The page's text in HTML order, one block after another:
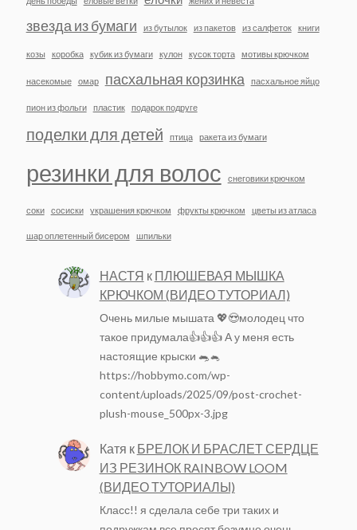
звезда из бумаги из бутылок из пакетов из салфеток книги
козы коробка кубик из бумаги кулон кусок торта мотивы крючком
насекомые омар пасхальная корзинка пасхальное яйцо
пион из фольги пластик подарок подруге
поделки для детей птица ракета из бумаги
резинки для волос снеговики крючком
соки сосиски украшения крючком фрукты крючком цветы из атласа
шар оплетенный бисером шпильки
НАСТЯ к ПЛЮШЕВАЯ МЫШКА
КРЮЧКОМ (ВИДЕО ТУТОРИАЛ)
Очень милые мышата 💖😍молодец что
такое придумала👍👍👍 А у меня есть
настоящие крыски 🐀🐁
https://hobbymo.com/wp-
content/uploads/2025/09/post-crochet-
plush-mouse_500px-3.jpg
Катя к БРЕЛОК И БРАСЛЕТ СЕРДЦЕ
ИЗ РЕЗИНОК RAINBOW LOOM
(ВИДЕО ТУТОРИАЛЫ)
Класс!! я сделала себе три таких и